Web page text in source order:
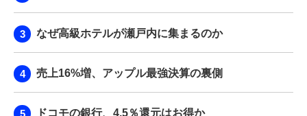
なぜ高級ホテルが瀬戸内に集まるのか
売上16%増、アップル最強決算の裏側
ドコモの銀行、4.5％還元はお得か